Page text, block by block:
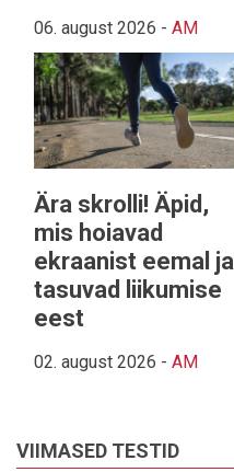
06. august 2026 - AM
Ära skrolli! Äpid,
mis hoiavad
ekraanist eemal ja
tasuvad liikumise
eest
02. august 2026 - AM
VIIMASED TESTID